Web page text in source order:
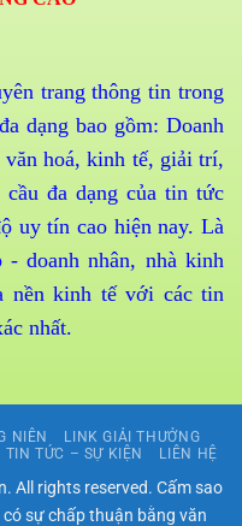
trang thông tin trong
dạng bao gồm: Doanh
văn hoá, kinh tế, giải trí,
đa dạng của tin tức
uy tín cao hiện nay. Là
- doanh nhân, nhà kinh
nền kinh tế với các tin
nhất.
NIÊN
LINK GIẢI THƯỞNG
TIN TỨC – SỰ KIỆN LIÊN HỆ
All rights reserved. Cấm sao
sự chấp thuận bằng văn